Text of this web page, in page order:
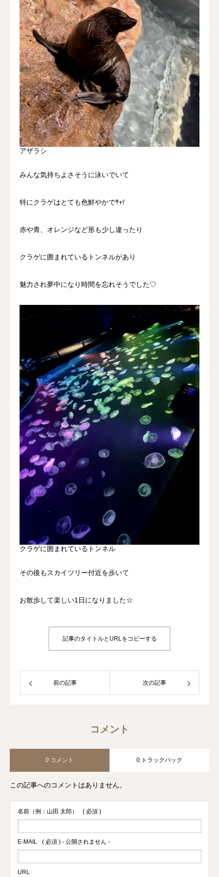
アザラシ
みんな気持ちよさそうに泳いでいて
特にクラゲはとても色鮮やかで𖤣𖥧𖥣
赤や青、オレンジなど形も少し違ったり
クラゲに囲まれているトンネル‌があり
魅力され夢中になり時間を忘れそうでした♡
クラゲに囲まれているトンネル‌
その後もスカイツリー付近を歩いて
お散歩して楽しい1日になりました☆
記事のタイトルとURLをコピーする
前の記事 次の記事
コメント
0 コメント 0 トラックバック
この記事へのコメントはありません。
名前（例：山田 太郎） ( 必須 )
E-MAIL ( 必須 ) - 公開されません -
URL